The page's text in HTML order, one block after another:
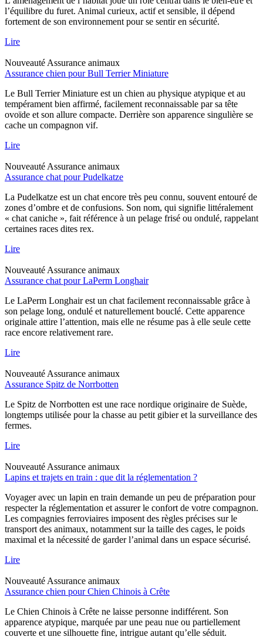
l’équilibre du furet. Animal curieux, actif et sensible, il dépend
fortement de son environnement pour se sentir en sécurité.
Lire
Nouveauté Assurance animaux
Assurance chien pour Bull Terrier Miniature
Le Bull Terrier Miniature est un chien au physique atypique et au
tempérament bien affirmé, facilement reconnaissable par sa tête
ovoïde et son allure compacte. Derrière son apparence singulière se
cache un compagnon vif.
Lire
Nouveauté Assurance animaux
Assurance chat pour Pudelkatze
La Pudelkatze est un chat encore très peu connu, souvent entouré de
zones d’ombre et de confusions. Son nom, qui signifie littéralement
« chat caniche », fait référence à un pelage frisé ou ondulé, rappelant
certaines races dites rex.
Lire
Nouveauté Assurance animaux
Assurance chat pour LaPerm Longhair
Le LaPerm Longhair est un chat facilement reconnaissable grâce à
son pelage long, ondulé et naturellement bouclé. Cette apparence
originale attire l’attention, mais elle ne résume pas à elle seule cette
race encore relativement rare.
Lire
Nouveauté Assurance animaux
Assurance Spitz de Norrbotten
Le Spitz de Norrbotten est une race nordique originaire de Suède,
longtemps utilisée pour la chasse au petit gibier et la surveillance des
fermes.
Lire
Nouveauté Assurance animaux
Lapins et trajets en train : que dit la réglementation ?
Voyager avec un lapin en train demande un peu de préparation pour
respecter la réglementation et assurer le confort de votre compagnon.
Les compagnies ferroviaires imposent des règles précises sur le
transport des animaux, notamment sur la taille des cages, le poids
maximal et la nécessité de garder l’animal dans un espace sécurisé.
Lire
Nouveauté Assurance animaux
Assurance chien pour Chien Chinois à Crête
Le Chien Chinois à Crête ne laisse personne indifférent. Son
apparence atypique, marquée par une peau nue ou partiellement
couverte et une silhouette fine, intrigue autant qu’elle séduit.